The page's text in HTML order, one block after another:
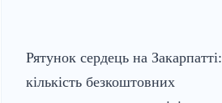
Рятунок сердець на Закарпатті:
кількість безкоштовних